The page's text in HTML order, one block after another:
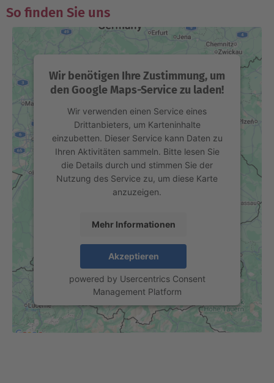
So finden Sie uns
Wir benötigen Ihre Zustimmung, um
den Google Maps-Service zu laden!
Wir verwenden einen Service eines
Drittanbieters, um Karteninhalte
einzubetten. Dieser Service kann Daten zu
Ihren Aktivitäten sammeln. Bitte lesen Sie
die Details durch und stimmen Sie der
Nutzung des Service zu, um diese Karte
anzuzeigen.
Mehr Informationen
Akzeptieren
powered by Usercentrics Consent
Management Platform